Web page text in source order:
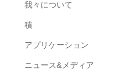
我々について
積
アプリケーション
ニュース&メディア